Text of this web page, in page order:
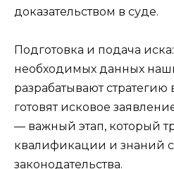
доказательством в суде.
Подготовка и подача
необходимых данных
разрабатывают стратегию
готовят исковое
— важный этап, который
квалификации и знаний
законодательства.